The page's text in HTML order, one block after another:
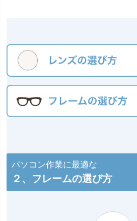
パソコン作業に最適な
２、フレームの選び方